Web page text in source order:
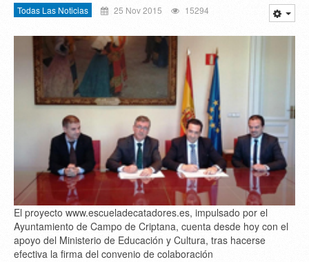
Todas Las Noticias 25 Nov 2015 15294
El proyecto www.escueladecatadores.es, impulsado por el
Ayuntamiento de Campo de Criptana, cuenta desde hoy con el
apoyo del Ministerio de Educación y Cultura, tras hacerse
efectiva la firma del convenio de colaboración